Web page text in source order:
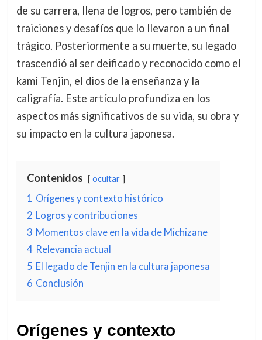
de su carrera, llena de logros, pero también de
traiciones y desafíos que lo llevaron a un final
trágico. Posteriormente a su muerte, su legado
trascendió al ser deificado y reconocido como el
kami Tenjin, el dios de la enseñanza y la
caligrafía. Este artículo profundiza en los
aspectos más significativos de su vida, su obra y
su impacto en la cultura japonesa.
Contenidos ocultar
1 Orígenes y contexto histórico
2 Logros y contribuciones
3 Momentos clave en la vida de Michizane
4 Relevancia actual
5 El legado de Tenjin en la cultura japonesa
6 Conclusión
Orígenes y contexto